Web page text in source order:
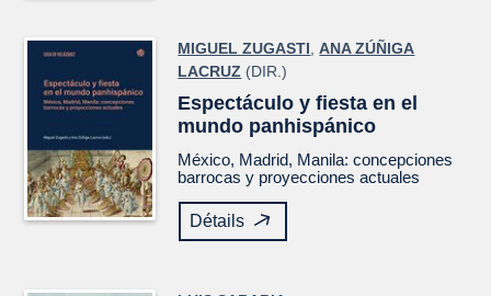
MIGUEL ZUGASTI ,ANA ZÚÑIGA
LACRUZ (DIR.)
Espectáculo y fiesta en el
mundo panhispánico
México, Madrid, Manila: concepciones
barrocas y proyecciones actuales
Détails